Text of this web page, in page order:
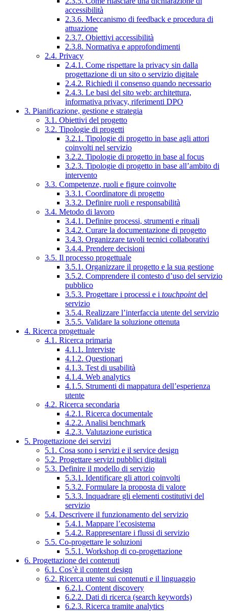
accessibilità
2.3.6. Meccanismo di feedback e procedura di
attuazione
2.3.7. Obiettivi accessibilità
2.3.8. Normativa e approfondimenti
2.4. Privacy
2.4.1. Come rispettare la privacy sin dalla
progettazione di un sito o servizio digitale
2.4.2. Richiedi il consenso quando necessario
2.4.3. Le basi del sito web: architettura,
informativa privacy, riferimenti DPO
3. Pianificazione, gestione e strategia
3.1. Obiettivi del progetto
3.2. Tipologie di progetti
3.2.1. Tipologie di progetto in base agli attori
coinvolti nel servizio
3.2.2. Tipologie di progetto in base al focus
3.2.3. Tipologie di progetto in base all’ambito di
intervento
3.3. Competenze, ruoli e figure coinvolte
3.3.1. Coordinatore di progetto
3.3.2. Definire ruoli e responsabilità
3.4. Metodo di lavoro
3.4.1. Definire processi, strumenti e rituali
3.4.2. Curare la documentazione di progetto
3.4.3. Organizzare tavoli tecnici collaborativi
3.4.4. Prendere decisioni
3.5. Il processo progettuale
3.5.1. Organizzare il progetto e la sua gestione
3.5.2. Comprendere il contesto d’uso del servizio
pubblico
3.5.3. Progettare i processi e i touchpointdel
servizio
3.5.4. Realizzare l’interfaccia utente del servizio
3.5.5. Validare la soluzione ottenuta
4. Ricerca progettuale
4.1. Ricerca primaria
4.1.1. Interviste
4.1.2. Questionari
4.1.3. Test di usabilità
4.1.4. Web analytics
4.1.5. Strumenti di mappatura dell’esperienza
utente
4.2. Ricerca secondaria
4.2.1. Ricerca documentale
4.2.2. Analisi benchmark
4.2.3. Valutazione euristica
5. Progettazione dei servizi
5.1. Cosa sono i servizi e il service design
5.2. Progettare servizi pubblici digitali
5.3. Definire il modello di servizio
5.3.1. Identificare gli attori coinvolti
5.3.2. Formulare la proposta di valore
5.3.3. Inquadrare gli elementi costitutivi del
servizio
5.4. Descrivere il funzionamento del servizio
5.4.1. Mappare l’ecosistema
5.4.2. Rappresentare i flussi di servizio
5.5. Co-progettare le soluzioni
5.5.1. Workshop di co-progettazione
6. Progettazione dei contenuti
6.1. Cos’è il content design
6.2. Ricerca utente sui contenuti e il linguaggio
6.2.1. Content discovery
6.2.2. Dati di ricerca (search keywords)
6.2.3. Ricerca tramite analytics